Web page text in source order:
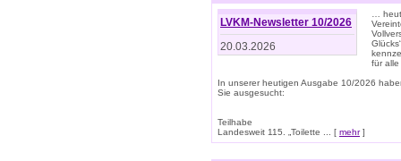
LVKM-Newsletter 10/2026
20.03.2026
…
für
In unserer heutigen Ausgabe 10/2026
Sie ausgesucht:
Teilhabe
Landesweit 115. „Toilette ... [ mehr]